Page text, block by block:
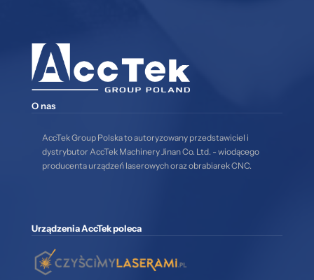
O nas
AccTek Group Polska to autoryzowany przedstawiciel i
dystrybutor AccTek Machinery Jinan Co. Ltd. - wiodącego
producenta urządzeń laserowych oraz obrabiarek CNC.
Urządzenia AccTek poleca